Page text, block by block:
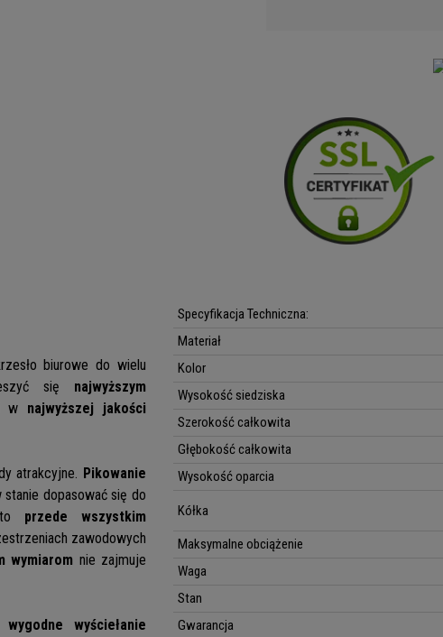
biurowe do wielu
się najwyższym
w najwyższej jakości
atrakcyjne. Pikowanie
dopasować się do
przede wszystkim
zawodowych
wymiarom nie zajmuje
wyściełanie
Specyfikacja Techniczna:
Materiał
Kolor
Wysokość siedziska
Szerokość całkowita
Głębokość całkowita
Wysokość oparcia
Kółka
Maksymalne obciążenie
Waga
Stan
Gwarancja